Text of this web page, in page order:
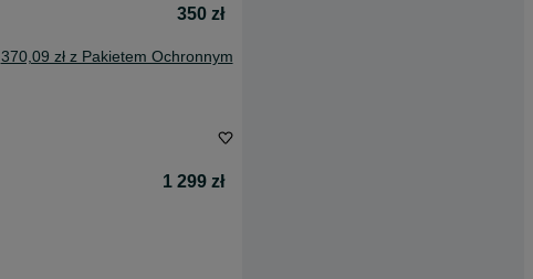
350 zł
370,09 zł z Pakietem Ochronnym
1 299 zł